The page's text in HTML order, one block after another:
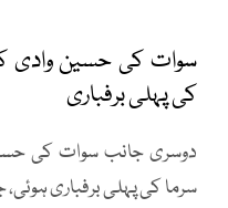
سوات کی حسین وادی
کی پہلی برفباری
دوسری جانب سوات کی
سرما کی پہلی برفباری